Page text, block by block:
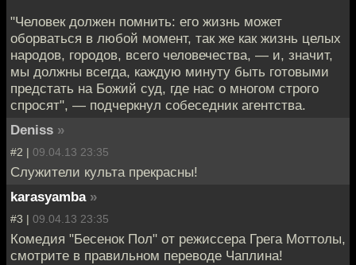
"Человек должен помнить: его жизнь может
оборваться в любой момент, так же как жизнь целых
народов, городов, всего человечества, — и, значит,
мы должны всегда, каждую минуту быть готовыми
предстать на Божий суд, где нас о многом строго
спросят", — подчеркнул собеседник агентства.
Deniss »
#2 | 09.04.13 23:35
Служители культа прекрасны!
karasyamba »
#3 | 09.04.13 23:35
Комедия "Бесенок Пол" от режиссера Грега Моттолы,
смотрите в правильном переводе Чаплина!